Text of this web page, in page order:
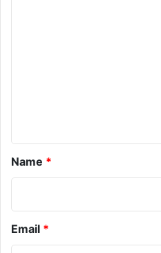
Name *
Email *